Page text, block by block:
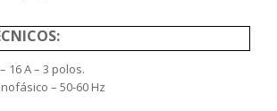
16 A – 3 polos.
– 50-60 Hz